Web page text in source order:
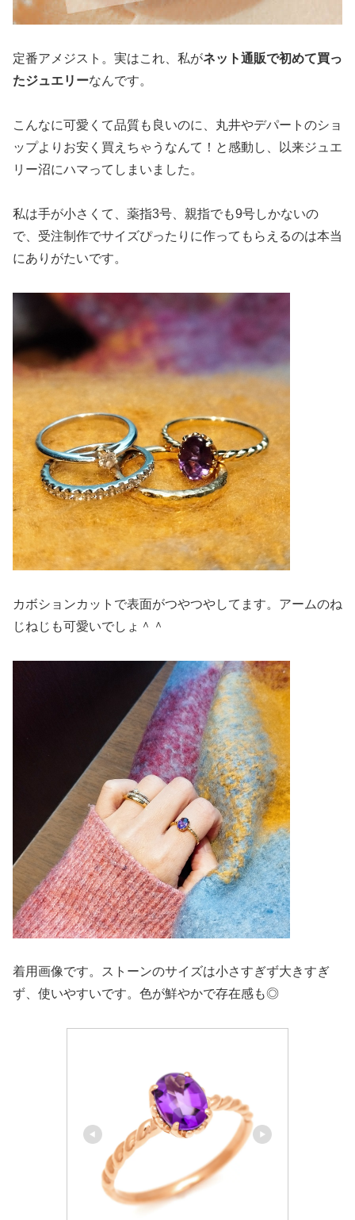
定番アメジスト。実はこれ、私がネット通販で初めて買っ
たジュエリーなんです。
こんなに可愛くて品質も良いのに、丸井やデパートのショ
ップよりお安く買えちゃうなんて！と感動し、以来ジュエ
リー沼にハマってしまいました。
私は手が小さくて、薬指3号、親指でも9号しかないの
で、受注制作でサイズぴったりに作ってもらえるのは本当
にありがたいです。
カボションカットで表面がつやつやしてます。アームのね
じねじも可愛いでしょ＾＾
着用画像です。ストーンのサイズは小さすぎず大きすぎ
ず、使いやすいです。色が鮮やかで存在感も◎